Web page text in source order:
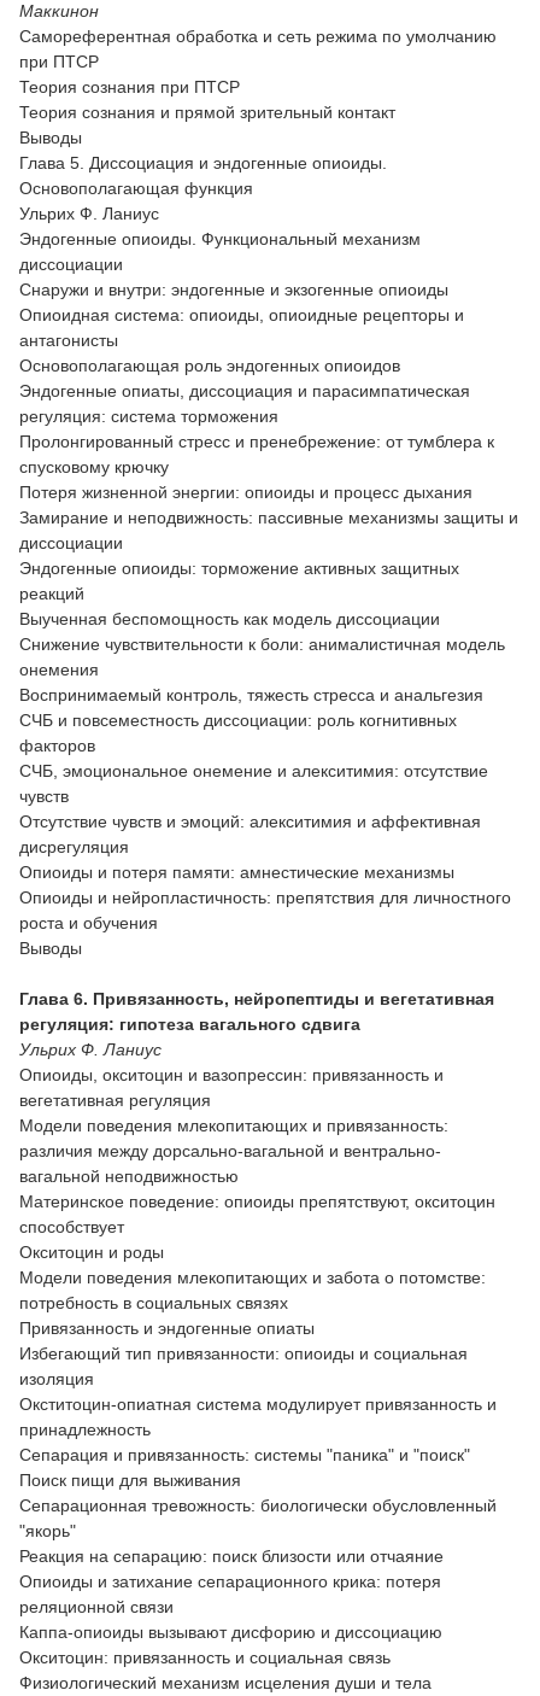
Маккинон
Самореферентная обработка и сеть режима по умолчанию
при ПТСР
Теория сознания при ПТСР
Теория сознания и прямой зрительный контакт
Выводы
Глава 5. Диссоциация и эндогенные опиоиды.
Основополагающая функция
Ульрих Ф. Ланиус
Эндогенные опиоиды. Функциональный механизм
диссоциации
Снаружи и внутри: эндогенные и экзогенные опиоиды
Опиоидная система: опиоиды, опиоидные рецепторы и
антагонисты
Основополагающая роль эндогенных опиоидов
Эндогенные опиаты, диссоциация и парасимпатическая
регуляция: система торможения
Пролонгированный стресс и пренебрежение: от тумблера к
спусковому крючку
Потеря жизненной энергии: опиоиды и процесс дыхания
Замирание и неподвижность: пассивные механизмы защиты и
диссоциации
Эндогенные опиоиды: торможение активных защитных
реакций
Выученная беспомощность как модель диссоциации
Снижение чувствительности к боли: анималистичная модель
онемения
Воспринимаемый контроль, тяжесть стресса и анальгезия
СЧБ и повсеместность диссоциации: роль когнитивных
факторов
СЧБ, эмоциональное онемение и алекситимия: отсутствие
чувств
Отсутствие чувств и эмоций: алекситимия и аффективная
дисрегуляция
Опиоиды и потеря памяти: амнестические механизмы
Опиоиды и нейропластичность: препятствия для личностного
роста и обучения
Выводы
Глава 6. Привязанность, нейропептиды и вегетативная
регуляция: гипотеза вагального сдвига
Ульрих Ф. Ланиус
Опиоиды, окситоцин и вазопрессин: привязанность и
вегетативная регуляция
Модели поведения млекопитающих и привязанность:
различия между дорсально-вагальной и вентрально-
вагальной неподвижностью
Материнское поведение: опиоиды препятствуют, окситоцин
способствует
Окситоцин и роды
Модели поведения млекопитающих и забота о потомстве:
потребность в социальных связях
Привязанность и эндогенные опиаты
Избегающий тип привязанности: опиоиды и социальная
изоляция
Окститоцин-опиатная система модулирует привязанность и
принадлежность
Сепарация и привязанность: системы "паника" и "поиск"
Поиск пищи для выживания
Сепарационная тревожность: биологически обусловленный
"якорь"
Реакция на сепарацию: поиск близости или отчаяние
Опиоиды и затихание сепарационного крика: потеря
реляционной связи
Каппа-опиоиды вызывают дисфорию и диссоциацию
Окситоцин: привязанность и социальная связь
Физиологический механизм исцеления души и тела